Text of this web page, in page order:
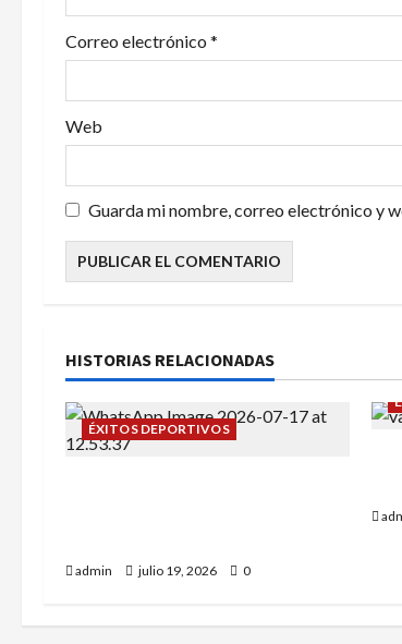
t
r
a
a
s
Correo electrónico *
Web
Guarda mi nombre, correo electrónico y
HISTORIAS RELACIONADAS
ÉXITOS DEPORTIVOS
admin julio 19, 2026 0